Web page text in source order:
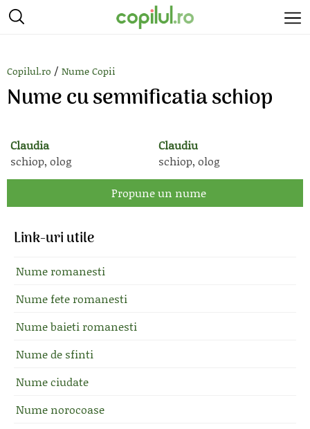
Copilul.ro / Nume Copii
Nume cu semnificatia schiop
Claudia
schiop, olog
Claudiu
schiop, olog
Propune un nume
Link-uri utile
Nume romanesti
Nume fete romanesti
Nume baieti romanesti
Nume de sfinti
Nume ciudate
Nume norocoase